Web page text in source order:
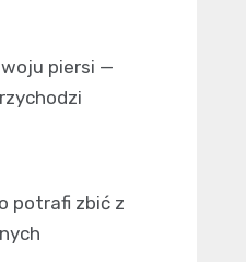
piersi —
potrafi zbić z